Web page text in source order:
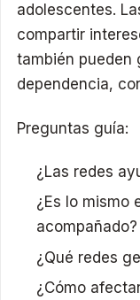
adolescentes.
compartir
también pueden
dependencia,
Preguntas guía:
¿Las redes
¿Es lo mismo
acompañado?
¿Qué redes
¿Cómo